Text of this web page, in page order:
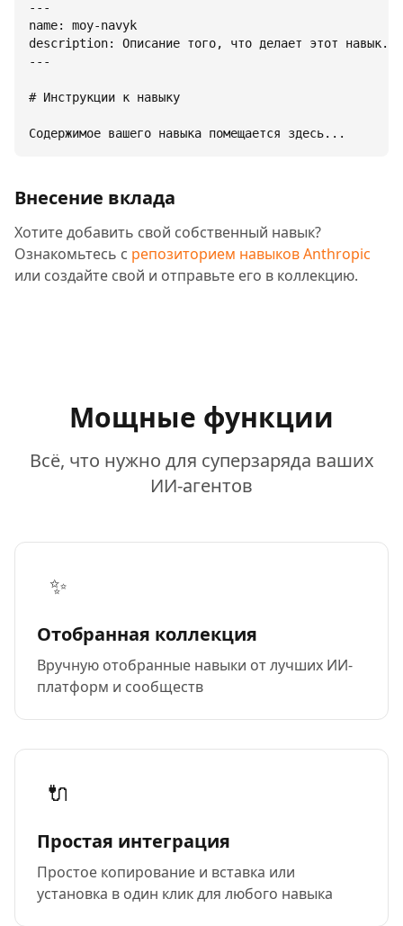
---
name: moy-navyk
description: Описание того, что делает этот навык.
---
# Инструкции к навыку
Содержимое вашего навыка помещается здесь...
Внесение вклада
Хотите добавить свой собственный навык?
Ознакомьтесь с репозиторием навыков Anthropic
или создайте свой и отправьте его в коллекцию.
Мощные функции
Всё, что нужно для суперзаряда ваших
ИИ-агентов
✨
Отобранная коллекция
Вручную отобранные навыки от лучших ИИ-
платформ и сообществ
🔌
Простая интеграция
Простое копирование и вставка или
установка в один клик для любого навыка